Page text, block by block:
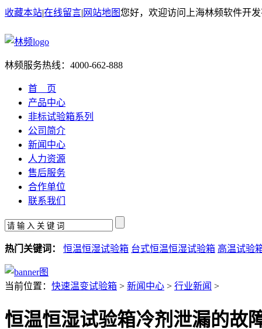
收藏本站|在线留言| 网站地图您好，欢迎访问上海林频软件开
林频服务热线： 4000-662-888
首 页
产品中心
非标试验箱系列
公司简介
新闻中心
人力资源
售后服务
合作单位
联系我们
热门关键词： 恒温恒湿试验箱 台式恒温恒湿试验箱 高温试验
当前位置： 快速温变试验箱 > 新闻中心 > 行业新闻 >
恒温恒湿试验箱冷剂泄漏的故